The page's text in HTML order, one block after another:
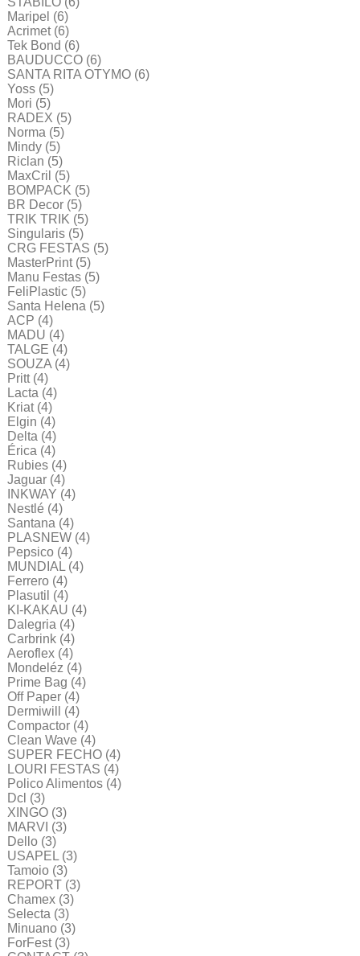
Maripel (6)
Acrimet (6)
Tek Bond (6)
BAUDUCCO (6)
SANTA RITA OTYMO (6)
Yoss (5)
Mori (5)
RADEX (5)
Norma (5)
Mindy (5)
Riclan (5)
MaxCril (5)
BOMPACK (5)
BR Decor (5)
TRIK TRIK (5)
Singularis (5)
CRG FESTAS (5)
MasterPrint (5)
Manu Festas (5)
FeliPlastic (5)
Santa Helena (5)
ACP (4)
MADU (4)
TALGE (4)
SOUZA (4)
Pritt (4)
Lacta (4)
Kriat (4)
Elgin (4)
Delta (4)
Érica (4)
Rubies (4)
Jaguar (4)
INKWAY (4)
Nestlé (4)
Santana (4)
PLASNEW (4)
Pepsico (4)
MUNDIAL (4)
Ferrero (4)
Plasutil (4)
KI-KAKAU (4)
Dalegria (4)
Carbrink (4)
Aeroflex (4)
Mondeléz (4)
Prime Bag (4)
Off Paper (4)
Dermiwill
(4)
Compactor (4)
Clean Wave (4)
SUPER FECHO (4)
LOURI FESTAS (4)
Polico Alimentos (4)
Dcl (3)
XINGO (3)
MARVI (3)
Dello (3)
USAPEL (3)
Tamoio (3)
REPORT (3)
Chamex (3)
Selecta (3)
Minuano (3)
ForFest (3)